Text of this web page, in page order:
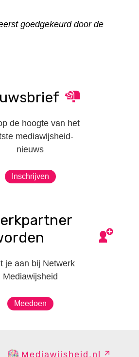
goedgekeurd door de
de hoogte van het
mediawijsheid-
nieuws
Inschrijven
je aan bij Netwerk
Mediawijsheid
Meedoen
Mediawijsheid.nl